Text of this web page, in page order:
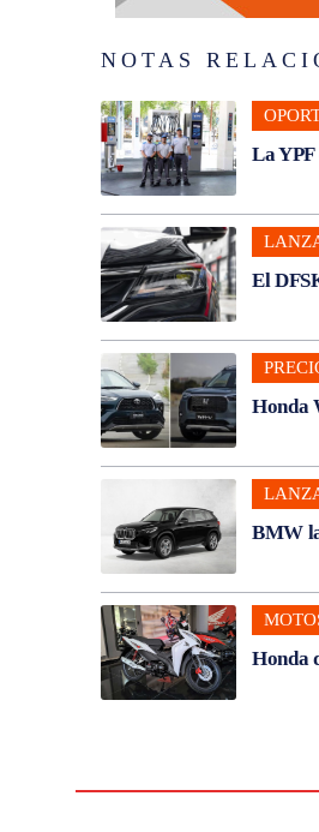
NOTAS
La YPF
El
Honda
BMW
Honda